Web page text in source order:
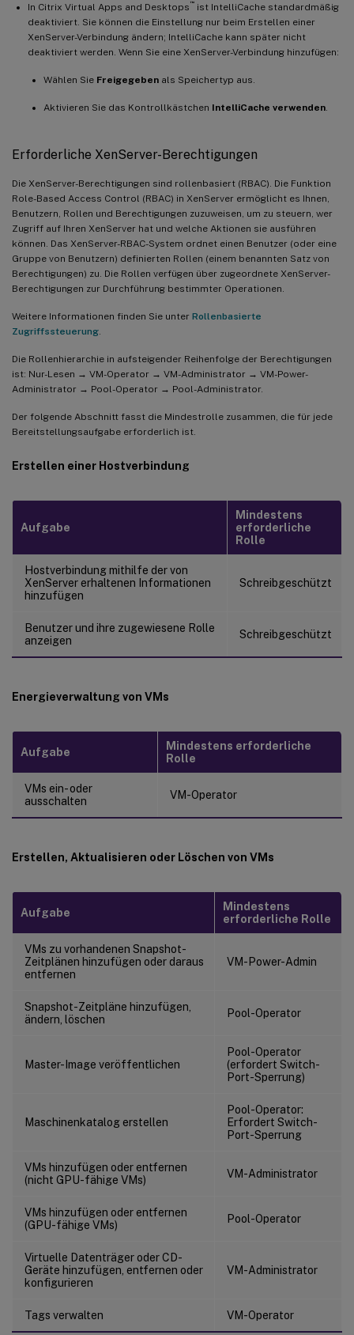
In Citrix Virtual Apps and Desktops ™
ist IntelliCache standardmäßig
deaktiviert. Sie können die Einstellung nur beim Erstellen einer
XenServer-Verbindung ändern; IntelliCache kann später nicht
deaktiviert werden. Wenn Sie eine XenServer-Verbindung hinzufügen:
Wählen Sie Freigegeben als Speichertyp aus.
Aktivieren Sie das Kontrollkästchen IntelliCache verwenden
Erforderliche XenServer-Berechtigungen
Die XenServer-Berechtigungen sind rollenbasiert (RBAC). Die Funktion
Role-Based Access Control (RBAC) in XenServer ermöglicht es Ihnen,
Benutzern, Rollen und Berechtigungen zuzuweisen, um zu steuern, wer
Zugriff auf Ihren XenServer hat und welche Aktionen sie ausführen
können. Das XenServer-RBAC-System ordnet einen Benutzer (oder eine
Gruppe von Benutzern) definierten Rollen (einem benannten Satz von
Berechtigungen) zu. Die Rollen verfügen über zugeordnete XenServer-
Berechtigungen zur Durchführung bestimmter Operationen.
Weitere Informationen finden Sie unter Rollenbasierte
Zugriffssteuerung
Die Rollenhierarchie in aufsteigender Reihenfolge der Berechtigungen
ist: Nur-Lesen → VM-Operator → VM-Administrator → VM-Power-
Administrator → Pool-Operator → Pool-Administrator.
Der folgende Abschnitt fasst die Mindestrolle zusammen, die für jede
Bereitstellungsaufgabe erforderlich ist.
Erstellen einer Hostverbindung
Aufgabe
Mindestens
erforderliche
Rolle
Hostverbindung mithilfe der von
XenServer erhaltenen Informationen
hinzufügen
Schreibgeschützt
Benutzer und ihre zugewiesene Rolle
anzeigen
Schreibgeschützt
Energieverwaltung von VMs
Aufgabe
Mindestens erforderliche
Rolle
VMs ein- oder
ausschalten
VM-Operator
Erstellen, Aktualisieren oder Löschen von VMs
Aufgabe
Mindestens
erforderliche Rolle
VMs zu vorhandenen Snapshot-
Zeitplänen hinzufügen oder daraus
entfernen
VM-Power-Admin
Snapshot-Zeitpläne hinzufügen,
ändern, löschen
Pool-Operator
Master-Image veröffentlichen
Pool-Operator
(erfordert Switch-
Port-Sperrung)
Maschinenkatalog erstellen
Pool-Operator:
Erfordert Switch-
Port-Sperrung
VMs hinzufügen oder entfernen
(nicht GPU-fähige VMs)
VM-Administrator
VMs hinzufügen oder entfernen
(GPU-fähige VMs)
Pool-Operator
Virtuelle Datenträger oder CD-
Geräte hinzufügen, entfernen oder
konfigurieren
VM-Administrator
Tags verwalten VM-Operator